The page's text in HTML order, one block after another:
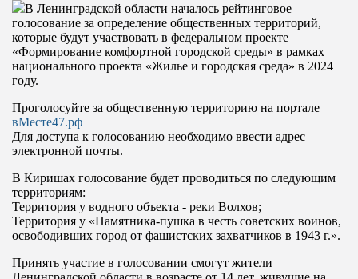
В Ленинградской области началось рейтинговое
голосование за определение общественных территорий,
которые будут участвовать в федеральном проекте
«Формирование комфортной городской среды» в рамках
национального проекта «Жилье и городская среда» в 2024
году.
Проголосуйте за общественную территорию на портале
вМесте47.рф
Для доступа к голосованию необходимо ввести адрес
электронной почты.
В Киришах голосование будет проводиться по следующим
территориям:
Территория у водного объекта - реки Волхов;
Территория у «Памятника-пушка в честь советских воинов,
освободивших город от фашистских захватчиков в 1943 г.».
Принять участие в голосовании смогут жители